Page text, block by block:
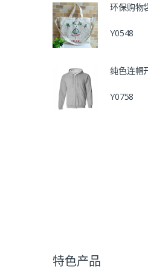
环保购物
Y0548
纯色连帽
Y0758
特色产品